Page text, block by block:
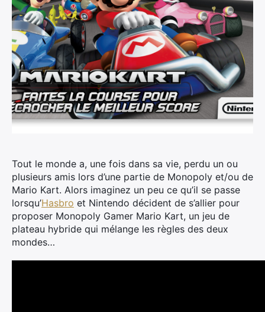
Tout le monde a, une fois dans sa vie, perdu un ou
plusieurs amis lors d’une partie de Monopoly et/ou de
Mario Kart. Alors imaginez un peu ce qu’il se passe
lorsqu’Hasbro et Nintendo décident de s’allier pour
proposer Monopoly Gamer Mario Kart, un jeu de
plateau hybride qui mélange les règles des deux
mondes…